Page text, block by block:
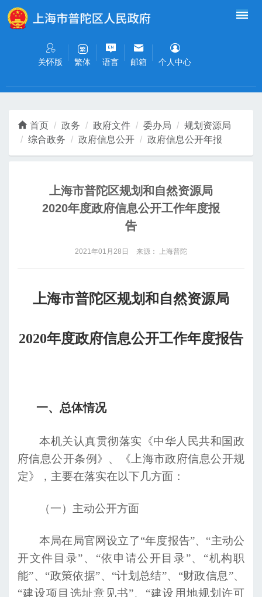
无障碍操作说明
关怀版 繁体 语言 邮箱 个人中心
首页 政务 政府文件 委办局
规划资源局
综合政务
政府信息公开 政府信息公开年报
上海市普陀区规划和自然资源局
2020年度政府信息公开工作年度报
告
2021年01月28日 来源： 上海普陀
上海市普陀区规划和自然资源局
2020年度政府信息公开工作年度报告
一、 总体情况
本机关认真贯彻落实《中华人民共和国政
府信息公开条例》、《上海市政府信息公开规
定》，主要在落实在以下几方面：
（一）主动公开方面
本局在局官网设立了“年度报告”、“主动公
开文件目录”、“依申请公开目录”、“机构职
能”、“政策依据”、“计划总结”、“财政信息”、
“建设项目选址意见书”、“建设用地规划许可